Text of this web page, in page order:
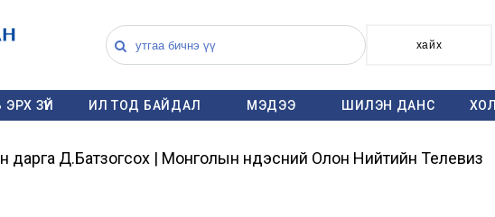
хайх
ЗҮЙ ИЛ ТОД БАЙДАЛ МЭДЭЭ ШИЛЭН ДАНС
дарга Д.Батзогсох | Монголын Үндэсний Олон Нийтийн Телевиз